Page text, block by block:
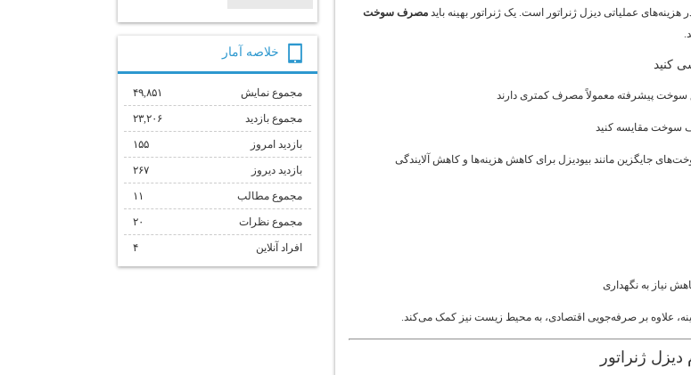
عملیاتی دیزل ژنراتور است. یک ژنراتور بهینه بایدمصرف سوخت
کنید
سوخت پیشرفته معمولاً مصرف کمتری دارند
سوخت مقایسه کنید
جایگزین مانند بیودیزل برای کاهش هزینه‌ها و کاهش آلایندگی
نیاز به نگهداری
علاوه بر صرفه‌جویی اقتصادی، به محیط زیست نیز کمک می‌کند.
خلاصه آمار
مجموع نمایش‌ ۴۹,۸۵۱
مجموع بازدید ۲۳,۲۰۶
بازدید امروز ۱۵۵
بازدید دیروز ۲۶۷
مجموع مطالب ۱۱
مجموع نظرات ۲۰
افراد آنلاین ۴